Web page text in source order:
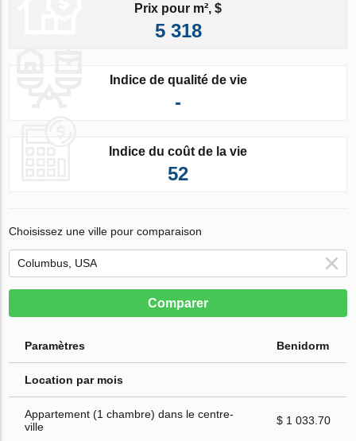
Prix pour m², $
5 318
Indice de qualité de vie
-
Indice du coût de la vie
52
Choisissez une ville pour comparaison
Comparer
Paramètres Benidorm
Location par mois
Appartement (1 chambre) dans le centre-
ville
$ 1 033.70